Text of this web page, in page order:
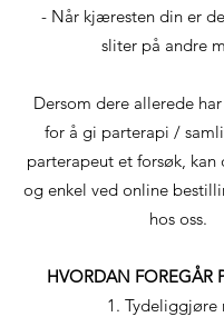
- Når kjæresten din er
sliter på andre
Dersom dere allerede
for å gi parterapi /
parterapeut et forsøk, kan
og enkel ved online
hos oss.
HVORDAN FOREGÅR
1. Tydeliggjøre